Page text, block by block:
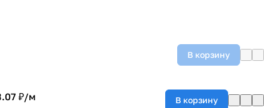
В корзину
₽/м В корзину